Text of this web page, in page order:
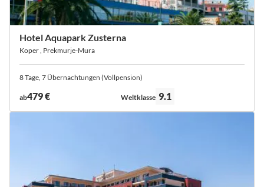
Hotel Aquapark Zusterna
Koper , Prekmurje-Mura
8 Tage, 7 Übernachtungen (Vollpension)
ab479 € Bewertung:
Weltklasse 9.1